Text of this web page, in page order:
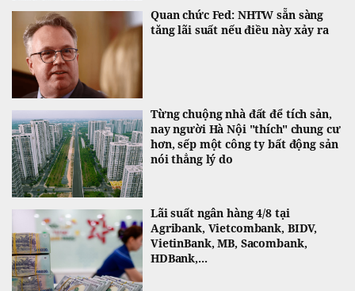
Quan chức Fed: NHTW sẵn sàng
tăng lãi suất nếu điều này xảy ra
Từng chuộng nhà đất để tích sản,
nay người Hà Nội "thích" chung cư
hơn, sếp một công ty bất động sản
nói thẳng lý do
Lãi suất ngân hàng 4/8 tại
Agribank, Vietcombank, BIDV,
VietinBank, MB, Sacombank,
HDBank,...